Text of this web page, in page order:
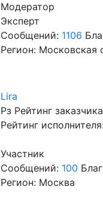
Модератор
Эксперт
Сообщений: 1106
Регион: Московская
Lira
Рз Рейтинг
Рейтинг
Участник
Сообщений: 100
Регион: Москва